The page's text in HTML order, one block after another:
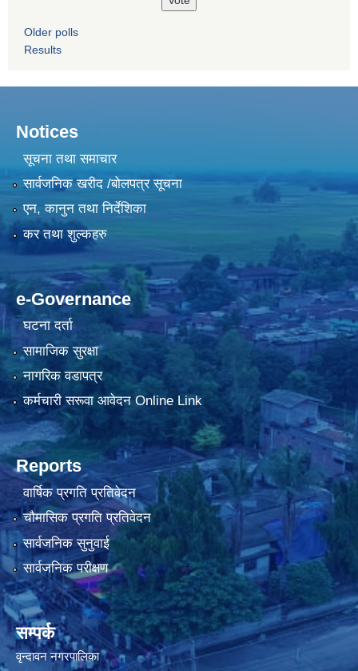
Older polls
Results
Notices
सूचना तथा समाचार
सार्वजनिक खरीद /बोलपत्र सूचना
एन, कानुन तथा निर्देशिका
कर तथा शुल्कहरु
e-Governance
घटना दर्ता
सामाजिक सुरक्षा
नागरिक वडापत्र
कर्मचारी सरूवा आवेदन Online Link
Reports
वार्षिक प्रगति प्रतिवेदन
चौमासिक प्रगति प्रतिवेदन
सार्वजनिक सुनुवाई
सार्वजनिक परीक्षण
सम्पर्क
वृन्दावन नगरपालिका